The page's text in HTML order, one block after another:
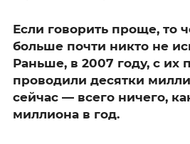
Если говорить проще, то
больше почти никто не
Раньше, в 2007 году, с
проводили десятки
сейчас — всего ничего,
миллиона в год.